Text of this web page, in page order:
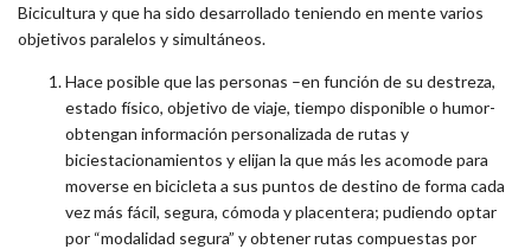
Bicicultura y que ha sido desarrollado teniendo en mente varios
objetivos paralelos y simultáneos.
Hace posible que las personas –en función de su destreza,
estado físico, objetivo de viaje, tiempo disponible o humor-
obtengan información personalizada de rutas y
biciestacionamientos y elijan la que más les acomode para
moverse en bicicleta a sus puntos de destino de forma cada
vez más fácil, segura, cómoda y placentera; pudiendo optar
por “modalidad segura” y obtener rutas compuestas por